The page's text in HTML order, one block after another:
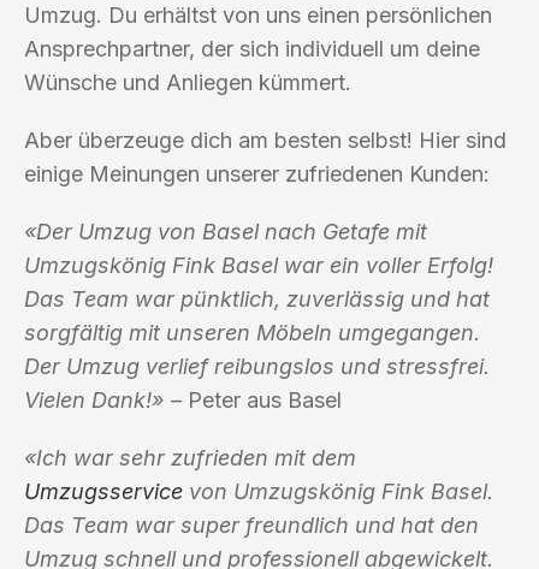
Umzug. Du erhältst von uns einen persönlichen
Ansprechpartner, der sich individuell um deine
Wünsche und Anliegen kümmert.
Aber überzeuge dich am besten selbst! Hier sind
einige Meinungen unserer zufriedenen Kunden:
«Der Umzug von Basel nach Getafe mit
Umzugskönig Fink Basel war ein voller Erfolg!
Das Team war pünktlich, zuverlässig und hat
sorgfältig mit unseren Möbeln umgegangen.
Der Umzug verlief reibungslos und stressfrei.
Vielen Dank!» – Peter aus Basel
«Ich war sehr zufrieden mit dem
Umzugsservice von Umzugskönig Fink Basel.
Das Team war super freundlich und hat den
Umzug schnell und professionell abgewickelt.